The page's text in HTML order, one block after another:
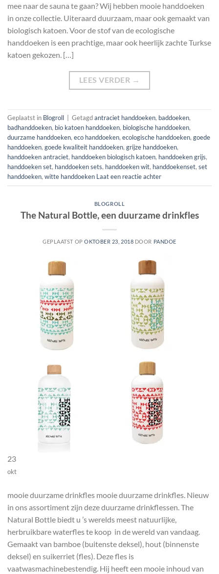
mee naar de sauna te gaan? Wij hebben mooie handdoeken
in onze collectie. Uiteraard duurzaam, maar ook gemaakt van
biologisch katoen. Voor de stof van de ecologische
handdoeken is een prachtige, maar ook heerlijk zachte Turkse
katoen gekozen. […]
LEES VERDER →
Geplaatst in Blogroll Getagdantraciet handdoeken, baddoeken,
badhanddoeken, bio katoen handdoeken, biologische handdoeken,
duurzame handdoeken, eco handdoeken, ecologische handdoeken, goede
handdoeken, goede kwaliteit handdoeken, grijze handdoeken,
handdoeken antraciet, handdoeken biologisch katoen, handdoeken grijs,
handdoeken set, handdoeken sets, handdoeken wit, handdoekenset, set
handdoeken, witte handdoeken Laat een reactie achter
BLOGROLL
The Natural Bottle, een duurzame drinkfles
GEPLAATST OPOKTOBER 23, 2018 DOOR PANDOE
23
okt
mooie duurzame drinkfles mooie duurzame drinkfles. Nieuw
in ons assortiment zijn deze duurzame drinkflessen. The
Natural Bottle biedt u ’s werelds meest natuurlijke,
herbruikbare waterfles te koop in de wereld van vandaag.
Gemaakt van bamboe (buitenste deksel), hout (binnenste
deksel) en suikerriet (fles). Deze fles is
vaatwasmachinebestendig. Hij heeft een mooie inhoud van